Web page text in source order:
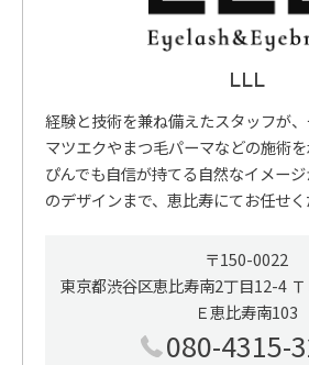
LLL
経験と技術を兼ね備えたスタッフが
マツエクやまつ毛パーマなどの施術
ぴんでも自信が持てる自然なイメー
のデザインまで、恵比寿にてお任せく
〒150-0022
東京都渋谷区恵比寿南2丁目12-4
Ｅ恵比寿南103
080-4315-